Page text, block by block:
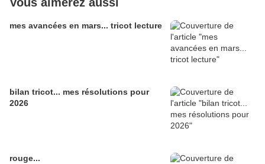
mes avancées en mars... tricot lecture
bilan tricot... mes résolutions pour
2026
rouge...